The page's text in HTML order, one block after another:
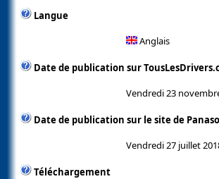
Langue
Anglais
Date de publication sur
Vendredi 23
Date de publication sur le site de
Vendredi 27 juillet
Téléchargement